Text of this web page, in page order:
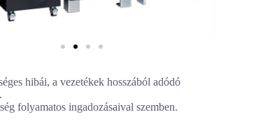
hibái, a vezetékek hosszából adódó
folyamatos ingadozásaival szemben.